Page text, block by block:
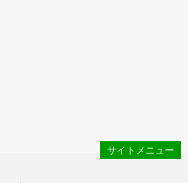
サイトメニュー